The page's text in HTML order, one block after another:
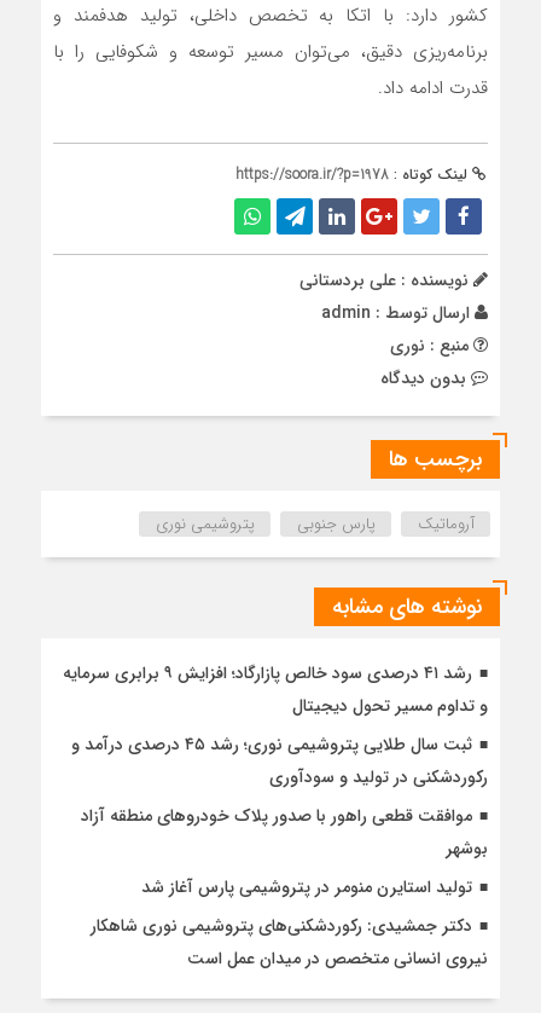
کشور دارد: با اتکا به تخصص داخلی، تولید هدفمند و
برنامه‌ریزی دقیق، می‌توان مسیر توسعه و شکوفایی را با
قدرت ادامه داد.
لینک کوتاه : https://soora.ir/?p=1978
نویسنده : علی بردستانی
ارسال توسط : admin
منبع : نوری
بدون دیدگاه
برچسب ها
آروماتیک پارس جنوبی پتروشیمی نوری
نوشته های مشابه
رشد ۴۱ درصدی سود خالص پازارگاد؛ افزایش ۹ برابری سرمایه
و تداوم مسیر تحول دیجیتال
ثبت سال طلایی پتروشیمی نوری؛ رشد ۴۵ درصدی درآمد و
رکوردشکنی در تولید و سودآوری
موافقت قطعی راهور با صدور پلاک خودروهای منطقه آزاد
بوشهر
تولید استایرن منومر در پتروشیمی پارس آغاز شد
دکتر جمشیدی: رکوردشکنی‌های پتروشیمی نوری شاهکار
نیروی انسانی متخصص در میدان عمل است